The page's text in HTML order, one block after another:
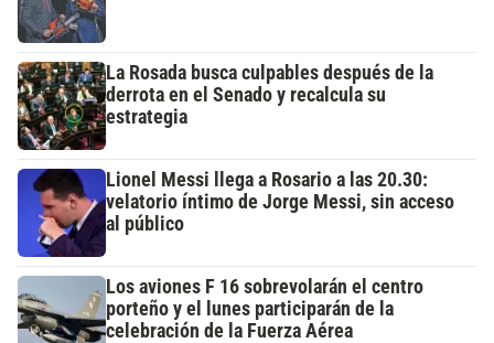
La Rosada busca culpables después de la
derrota en el Senado y recalcula su
estrategia
Lionel Messi llega a Rosario a las 20.30:
velatorio íntimo de Jorge Messi, sin acceso
al público
Los aviones F 16 sobrevolarán el centro
porteño y el lunes participarán de la
celebración de la Fuerza Aérea